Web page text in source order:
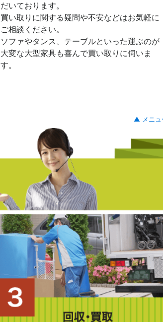
だいております。
買い取りに関する疑問や不安などはお気軽に
ご相談ください。
ソファやタンス、テーブルといった運ぶのが
大変な大型家具も喜んで買い取りに伺いま
す。
▲ メニュ